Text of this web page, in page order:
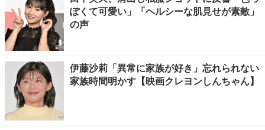
ぽくて可愛い」「ヘルシーな肌見せが素敵」
の声
伊藤沙莉「異常に家族が好き」忘れられない
家族時間明かす【映画クレヨンしんちゃん】